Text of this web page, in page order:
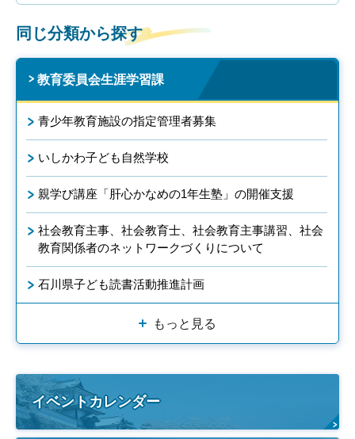
同じ分類から探す
教育委員会生涯学習課
青少年教育施設の指定管理者募集
いしかわ子ども自然学校
親学び講座「肝心かなめの1年生塾」の開催支援
社会教育主事、社会教育士、社会教育主事講習、社会
教育関係者のネットワークづくりについて
石川県子ども読書活動推進計画
もっと見る
イベントカレンダー